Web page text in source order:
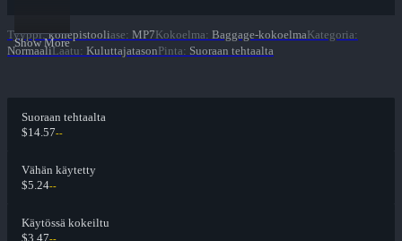
Show More
Tyyppi: konepistooliase: MP7Kokoelma: Baggage-kokoelmaKategoria:
NormaaliLaatu: KuluttajatasonPinta: Suoraan tehtaalta
Suoraan tehtaalta
$14.57--
Vähän käytetty
$5.24--
Käytössä kokeiltu
$3.47--